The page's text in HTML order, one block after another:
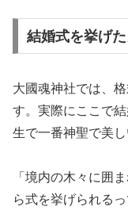
結婚式を挙げ
大國魂神社では、
す。実際にここで
生で一番神聖で美
「境内の木々に囲
ら式を挙げられる